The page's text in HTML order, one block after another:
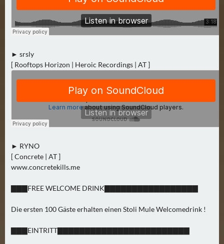
0
)
A
U
G
S
T
(
7
)
S
P
T
E
► srsly
[ Rooftops Horizon | Heroic Recordings | AT ]
► RYNO
[ Concrete | AT ]
www.concretekills.me
▇▇▇FREE WELCOME DRINK▇▇▇▇▇▇▇▇▇▇▇▇▇▇▇▇▇
Die ersten 100 Gäste erhalten einen Stoli Mule Welcomedrink !
▇▇▇EINTRITT▇▇▇▇▇▇▇▇▇▇▇▇▇▇▇▇▇▇▇▇▇▇▇▇